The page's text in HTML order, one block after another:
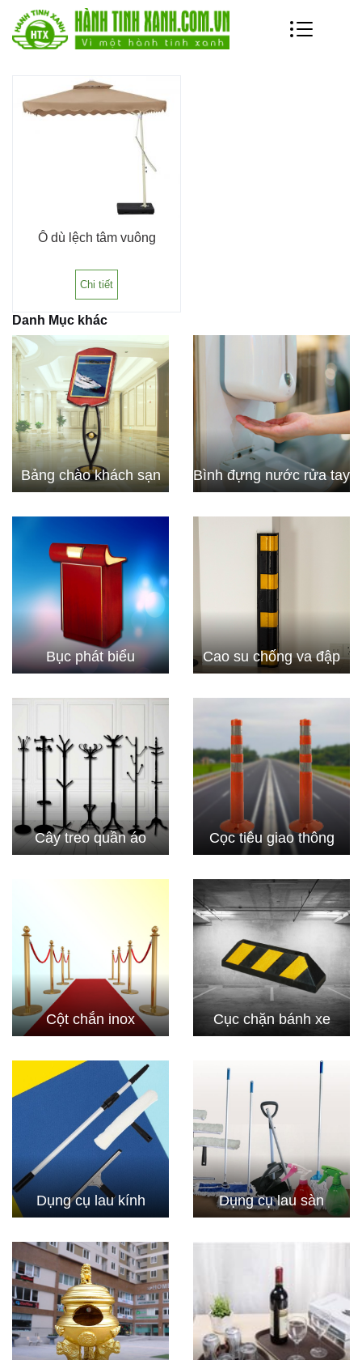
dù vuông một chân lệch tâm
Ô dù lệch tâm vuông
Chi tiết
Danh Mục khác
Bảng chào khách sạn Bình đựng nước rửa tay
Bục phát biểu Cao su chống va đập
Cây treo quần áo Cọc tiêu giao thông
Cột chắn inox Cục chặn bánh xe
Dụng cụ lau kính Dụng cụ lau sàn